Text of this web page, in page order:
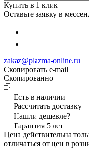
Купить в 1 клик
Оставьте заявку в
zakaz@plazma-online.ru
Скопировать e-mail
Cкопированно
Есть в наличии
Рассчитать доставку
Нашли дешевле?
Гарантия 5 лет
Цена действительна
отличаться от цен в